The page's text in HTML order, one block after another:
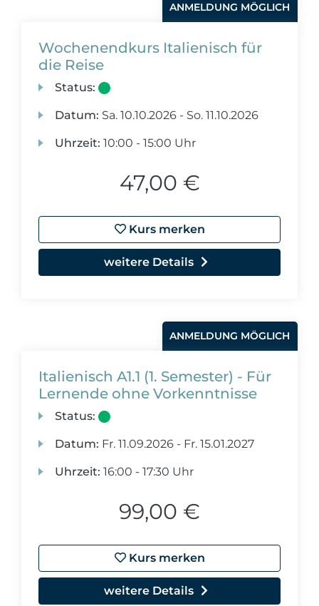
ANMELDUNG MÖGLICH
Wochenendkurs Italienisch für
die Reise
Status:
Datum: Sa. 10.10.2026 - So. 11.10.2026
Uhrzeit: 10:00 - 15:00 Uhr
47,00 €
Kurs merken
weitere Details
ANMELDUNG MÖGLICH
Italienisch A1.1 (1. Semester) - Für
Lernende ohne Vorkenntnisse
Status:
Datum: Fr. 11.09.2026 - Fr. 15.01.2027
Uhrzeit: 16:00 - 17:30 Uhr
99,00 €
Kurs merken
weitere Details